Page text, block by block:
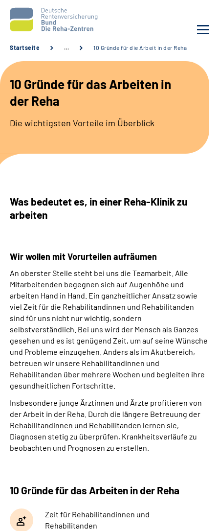
Aktuelles
Unsere Kliniken
Reha von A bis Z
Erweiterte Suche
Leichte Sprache
Startseite … 10 Gründe für die Arbeit in der Reha
10 Gründe für das Arbeiten in
der Reha
Die wichtigsten Vorteile im Überblick
Was bedeutet es, in einer Reha-Klinik zu
arbeiten
Wir wollen mit Vorurteilen aufräumen
An oberster Stelle steht bei uns die Teamarbeit. Alle
Mitarbeitenden begegnen sich auf Augenhöhe und
arbeiten Hand in Hand. Ein ganzheitlicher Ansatz sowie
viel Zeit für die Rehabilitandinnen und Rehabilitanden
sind für uns nicht nur wichtig, sondern
selbstverständlich. Bei uns wird der Mensch als Ganzes
gesehen und es ist genügend Zeit, um auf seine Wünsche
und Probleme einzugehen. Anders als im Akutbereich,
betreuen wir unsere Rehabilitandinnen und
Rehabilitanden über mehrere Wochen und begleiten ihre
gesundheitlichen Fortschritte.
Insbesondere junge Ärztinnen und Ärzte profitieren von
der Arbeit in der Reha. Durch die längere Betreuung der
Rehabilitandinnen und Rehabilitanden lernen sie,
Diagnosen stetig zu überprüfen, Krankheitsverläufe zu
beobachten und Prognosen zu erstellen.
10 Gründe für das Arbeiten in der Reha
Zeit für Rehabilitandinnen und
Rehabilitanden